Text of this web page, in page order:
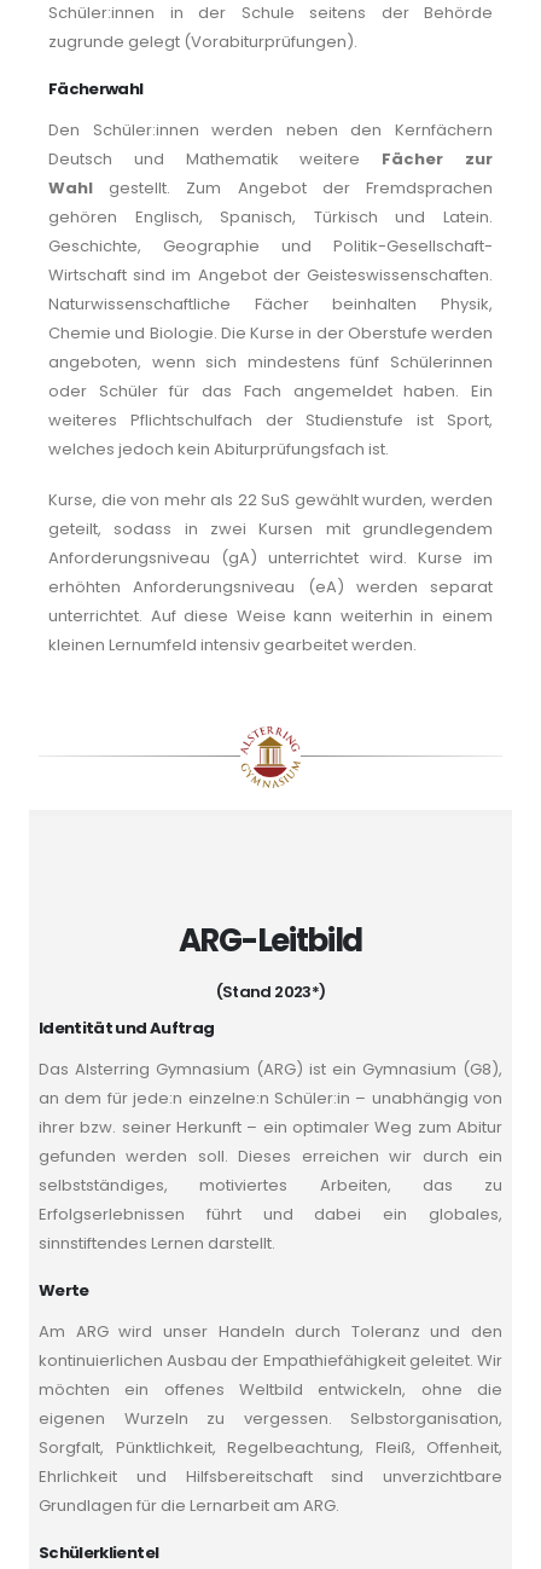
Schüler:innen in der Schule seitens der Behörde
zugrunde gelegt (Vorabiturprüfungen).
Fächerwahl
Den Schüler:innen werden neben den Kernfächern
Deutsch und Mathematik weitere Fächer zur
Wahl gestellt. Zum Angebot der Fremdsprachen
gehören Englisch, Spanisch, Türkisch und Latein.
Geschichte, Geographie und Politik-Gesellschaft-
Wirtschaft sind im Angebot der Geisteswissenschaften.
Naturwissenschaftliche Fächer beinhalten Physik,
Chemie und Biologie. Die Kurse in der Oberstufe werden
angeboten, wenn sich mindestens fünf Schülerinnen
oder Schüler für das Fach angemeldet haben. Ein
weiteres Pflichtschulfach der Studienstufe ist Sport,
welches jedoch kein Abiturprüfungsfach ist.
Kurse, die von mehr als 22 SuS gewählt wurden, werden
geteilt, sodass in zwei Kursen mit grundlegendem
Anforderungsniveau (gA) unterrichtet wird. Kurse im
erhöhten Anforderungsniveau (eA) werden separat
unterrichtet. Auf diese Weise kann weiterhin in einem
kleinen Lernumfeld intensiv gearbeitet werden.
ARG-Leitbild
(Stand 2023*)
Identität und Auftrag
Das Alsterring Gymnasium (ARG) ist ein Gymnasium (G8),
an dem für jede:n einzelne:n Schüler:in – unabhängig von
ihrer bzw. seiner Herkunft – ein optimaler Weg zum Abitur
gefunden werden soll. Dieses erreichen wir durch ein
selbstständiges, motiviertes Arbeiten, das zu
Erfolgserlebnissen führt und dabei ein globales,
sinnstiftendes Lernen darstellt.
Werte
Am ARG wird unser Handeln durch Toleranz und den
kontinuierlichen Ausbau der Empathiefähigkeit geleitet. Wir
möchten ein offenes Weltbild entwickeln, ohne die
eigenen Wurzeln zu vergessen. Selbstorganisation,
Sorgfalt, Pünktlichkeit, Regelbeachtung, Fleiß, Offenheit,
Ehrlichkeit und Hilfsbereitschaft sind unverzichtbare
Grundlagen für die Lernarbeit am ARG.
Schülerklientel